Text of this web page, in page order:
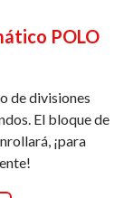
POLO
de divisiones
El bloque de
¡para